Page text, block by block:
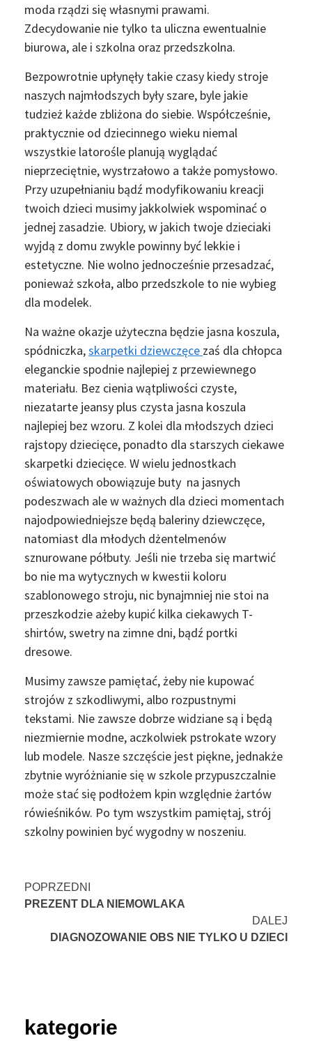
moda rządzi się własnymi prawami.
Zdecydowanie nie tylko ta uliczna ewentualnie
biurowa, ale i szkolna oraz przedszkolna.
Bezpowrotnie upłynęły takie czasy kiedy stroje
naszych najmłodszych były szare, byle jakie
tudzież każde zbliżona do siebie. Współcześnie,
praktycznie od dziecinnego wieku niemal
wszystkie latorośle planują wyglądać
nieprzeciętnie, wystrzałowo a także pomysłowo.
Przy uzupełnianiu bądź modyfikowaniu kreacji
twoich dzieci musimy jakkolwiek wspominać o
jednej zasadzie. Ubiory, w jakich twoje dzieciaki
wyjdą z domu zwykle powinny być lekkie i
estetyczne. Nie wolno jednocześnie przesadzać,
ponieważ szkoła, albo przedszkole to nie wybieg
dla modelek.
Na ważne okazje użyteczna będzie jasna koszula,
spódniczka,skarpetki dziewczęce zaś dla chłopca
eleganckie spodnie najlepiej z przewiewnego
materiału. Bez cienia wątpliwości czyste,
niezatarte jeansy plus czysta jasna koszula
najlepiej bez wzoru. Z kolei dla młodszych dzieci
rajstopy dziecięce, ponadto dla starszych ciekawe
skarpetki dziecięce. W wielu jednostkach
oświatowych obowiązuje buty na jasnych
podeszwach ale w ważnych dla dzieci momentach
najodpowiedniejsze będą baleriny dziewczęce,
natomiast dla młodych dżentelmenów
sznurowane półbuty. Jeśli nie trzeba się martwić
bo nie ma wytycznych w kwestii koloru
szablonowego stroju, nic bynajmniej nie stoi na
przeszkodzie ażeby kupić kilka ciekawych T-
shirtów, swetry na zimne dni, bądź portki
dresowe.
Musimy zawsze pamiętać, żeby nie kupować
strojów z szkodliwymi, albo rozpustnymi
tekstami. Nie zawsze dobrze widziane są i będą
niezmiernie modne, aczkolwiek pstrokate wzory
lub modele. Nasze szczęście jest piękne, jednakże
zbytnie wyróżnianie się w szkole przypuszczalnie
może stać się podłożem kpin względnie żartów
rówieśników. Po tym wszystkim pamiętaj, strój
szkolny powinien być wygodny w noszeniu.
Nawigacja
wpisu
POPRZEDNI
PREZENT DLA NIEMOWLAKA
DALEJ
DIAGNOZOWANIE OBS NIE TYLKO U DZIECI
kategorie